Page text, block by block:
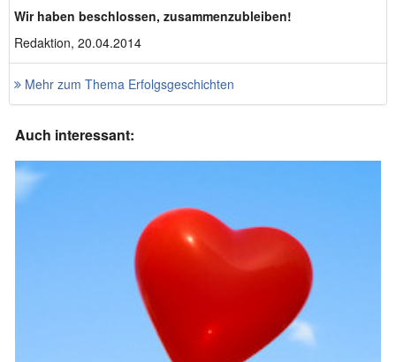
Wir haben beschlossen, zusammenzubleiben!
Redaktion, 20.04.2014
Mehr zum Thema Erfolgsgeschichten
Auch interessant: